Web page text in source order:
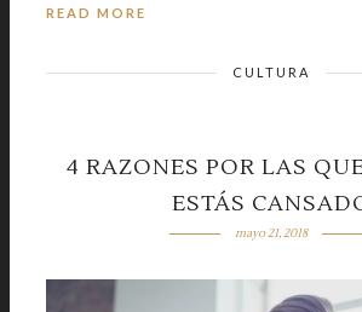
READ MORE
CULTURA
4 RAZONES POR LAS
ESTÁS
mayo 21, 2018